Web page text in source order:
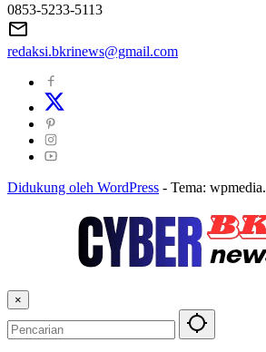
0853-5233-5113
redaksi.bkrinews@gmail.com
Didukung oleh WordPress - Tema: wpmedia.
×